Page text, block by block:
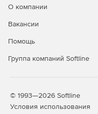
О компании
Вакансии
Помощь
Группа компаний Softline
© 1993—2026 Softline
Условия использования